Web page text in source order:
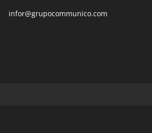
infor@grupocommunico.com